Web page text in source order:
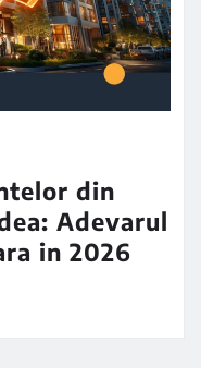
din
Adevarul
in 2026